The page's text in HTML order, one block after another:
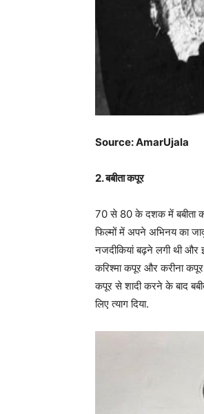
Source: AmarUjala
2. बबीता कपूर
70 से 80 के दशक में बबीता
फिल्मों में अपने अभिनय का
नजदीकियां बढ़ने लगी थी और
करिश्मा कपूर और करीना
कपूर से शादी करने के बाद
लिए त्याग दिया.